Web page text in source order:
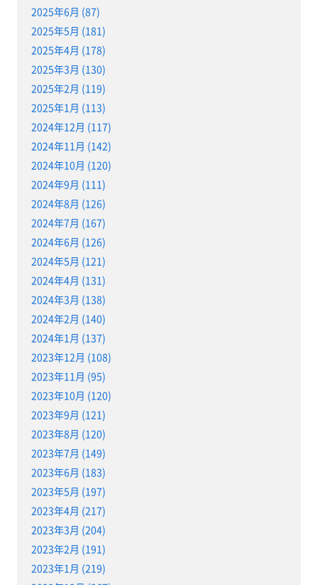
2025年6月 (87)
2025年5月 (181)
2025年4月 (178)
2025年3月 (130)
2025年2月 (119)
2025年1月 (113)
2024年12月 (117)
2024年11月 (142)
2024年10月 (120)
2024年9月 (111)
2024年8月 (126)
2024年7月 (167)
2024年6月 (126)
2024年5月 (121)
2024年4月 (131)
2024年3月 (138)
2024年2月 (140)
2024年1月 (137)
2023年12月 (108)
2023年11月 (95)
2023年10月 (120)
2023年9月 (121)
2023年8月 (120)
2023年7月 (149)
2023年6月 (183)
2023年5月 (197)
2023年4月 (217)
2023年3月 (204)
2023年2月 (191)
2023年1月 (219)